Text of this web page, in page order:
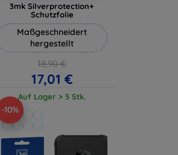
3mk Silverprotection+
Schutzfolie
Maßgeschneidert
hergestellt
18,90 €
17,01 €
Auf Lager > 5 Stk.
-10%